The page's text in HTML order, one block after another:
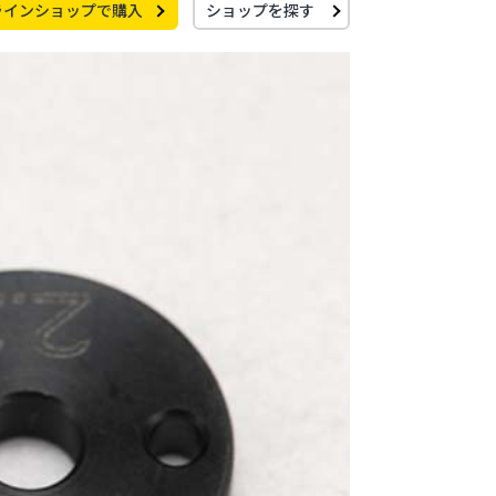
ンショップで購入 ショップを探す